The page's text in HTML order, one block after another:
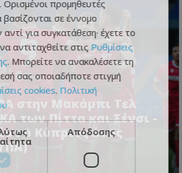
στην Μακάμπι Τελ
των Πίττα και Σένσι -
ο Κύπριος άσος
Ορισμένοι προμηθευτές
βασίζονται σε έννομο
για συγκατάθεση· έχετε το
αντιταχθείτε στις Ρυθμίσεις
. Μπορείτε να ανακαλέσετε τη
σας οποιαδήποτε στιγμή
cookies. Πολιτική
Απόδοσης